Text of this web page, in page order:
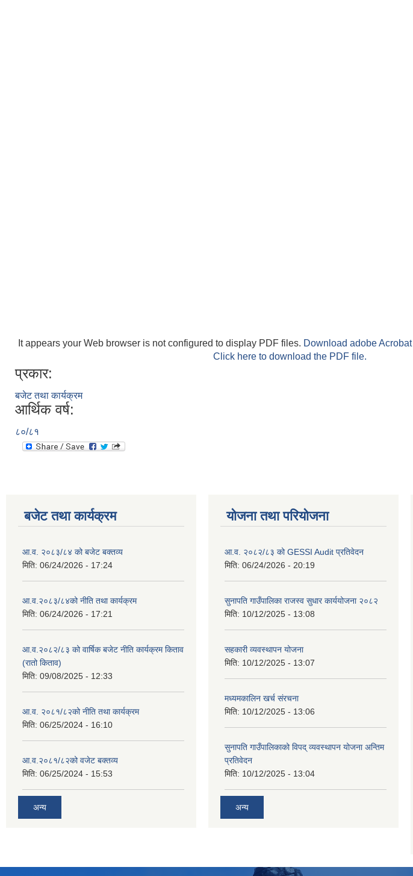
It appears your Web browser is not configured to display PDF files. Download adobe Acrobat
Click here to download the PDF file.
प्रकार:
बजेट तथा कार्यक्रम
आर्थिक वर्ष:
८०/८१
बजेट तथा कार्यक्रम
आ.व. २०८३/८४ को बजेट बक्तव्य
मिति: 06/24/2026 - 17:24
आ.व.२०८३/८४को नीति तथा कार्यक्रम
मिति: 06/24/2026 - 17:21
आ.व.२०८२/८३ को वार्षिक बजेट नीति कार्यक्रम किताव
(रातो किताव)
मिति: 09/08/2025 - 12:33
आ.व. २०८१/८२को नीति तथा कार्यक्रम
मिति: 06/25/2024 - 16:10
आ.व.२०८१/८२को वजेट बक्तव्य
मिति: 06/25/2024 - 15:53
अन्य
योजना तथा परियोजना
आ.व. २०८२/८३ को GESSI Audit प्रतिवेदन
मिति: 06/24/2026 - 20:19
सुनापति गाउँपालिका राजस्व सुधार कार्ययोजना २०८२
मिति: 10/12/2025 - 13:08
सहकारी व्यवस्थापन योजना
मिति: 10/12/2025 - 13:07
मध्यमकालिन खर्च संरचना
मिति: 10/12/2025 - 13:06
सुनापति गाउँपालिकाको विपद् व्यवस्थापन योजना अन्तिम
प्रतिवेदन
मिति: 10/12/2025 - 13:04
अन्य